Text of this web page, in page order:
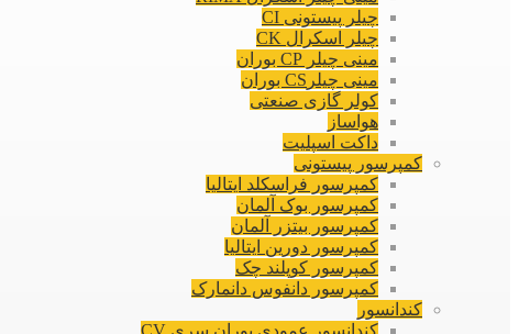
چیلر پیستونی CI
چیلر اسکرال CK
مینی چیلر CP بوران
مینی چیلرCS بوران
کولر گازی صنعتی
هواساز
داکت اسپلیت
کمپرسور پیستونی
کمپرسور فراسکلد ایتالیا
کمپرسور بوک آلمان
کمپرسور بیتزر آلمان
کمپرسور دورین ایتالیا
کمپرسور کوپلند چک
کمپرسور دانفوس دانمارک
کندانسور
کندانسور عمودی بوران سری CV